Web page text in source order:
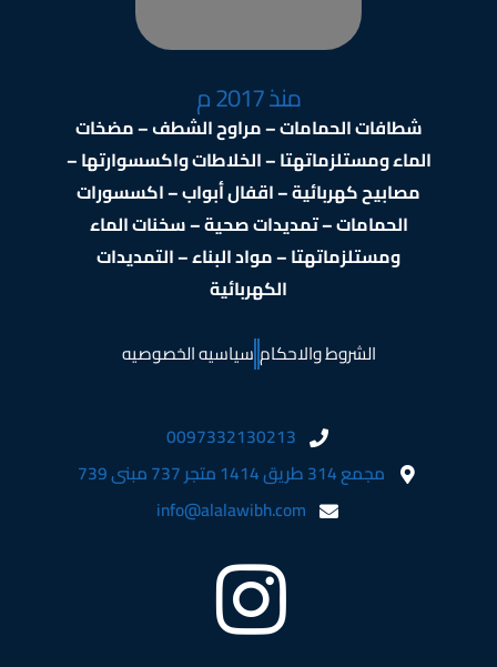
منذ 2017 م
شطافات الحمامات – مراوح الشطف – مضخات
الماء ومستلزماتهتا – الخلاطات واكسسوارتها –
مصابيح كهربائية – اقفال أبواب – اكسسورات
الحمامات – تمديدات صحية – سخنات الماء
ومستلزماتهتا – مواد البناء – التمديدات
الكهربائية
الشروط والاحكام سياسيه الخصوصيه
0097332130213
مجمع 314 طريق 1414 متجر 737 مبنى 739
info@alalawibh.com